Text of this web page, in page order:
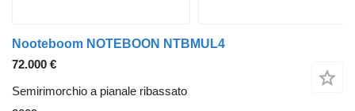
Nooteboom NOTEBOON NTBMUL4
72.000 €
Semirimorchio a pianale ribassato